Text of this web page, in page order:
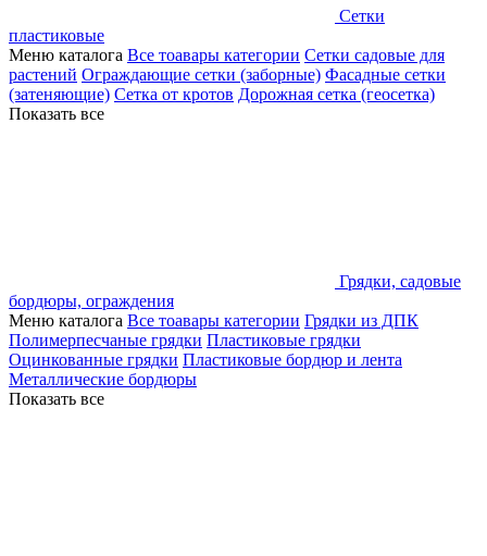
Сетки
пластиковые
Меню каталога Все тоавары категории Сетки садовые для
растений Ограждающие сетки (заборные) Фасадные сетки
(затеняющие) Сетка от кротов Дорожная сетка (геосетка)
Показать все
Грядки, садовые
бордюры, ограждения
Меню каталога Все тоавары категории Грядки из ДПК
Полимерпесчаные грядки Пластиковые грядки
Оцинкованные грядки Пластиковые бордюр и лента
Металлические бордюры
Показать все